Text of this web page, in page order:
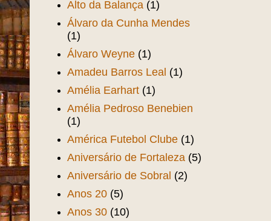
Alto da Balança (1)
Álvaro da Cunha Mendes
(1)
Álvaro Weyne (1)
Amadeu Barros Leal (1)
Amélia Earhart (1)
Amélia Pedroso Benebien
(1)
América Futebol Clube (1)
Aniversário de Fortaleza (5)
Aniversário de Sobral (2)
Anos 20 (5)
Anos 30 (10)